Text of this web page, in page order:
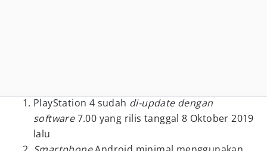
PlayStation 4 sudah di-update dengan
software7.00 yang rilis tanggal 8 Oktober 2019
lalu